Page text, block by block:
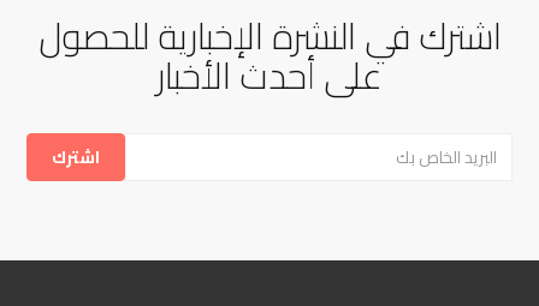
اشترك في النشرة الإخبارية للحصول
على أحدث الأخبار